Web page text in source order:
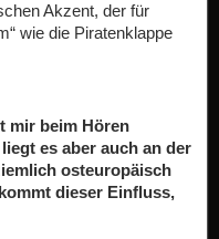
Akzent, der für
wie die Piratenklappe
mir beim Hören
es aber auch an der
osteuropäisch
dieser Einfluss,